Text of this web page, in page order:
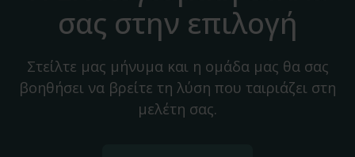
σας στην επιλογή
Στείλτε μας μήνυμα και η ομάδα μας θα σας
βοηθήσει να βρείτε τη λύση που ταιριάζει στη
μελέτη σας.